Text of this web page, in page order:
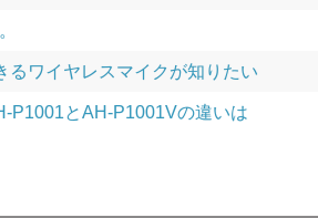
るワイヤレスマイクが知りたい
P1001とAH-P1001Vの違いは